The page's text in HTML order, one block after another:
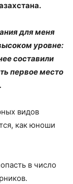
для меня
уровне:
составили
первое место
видов
как юноши
в число